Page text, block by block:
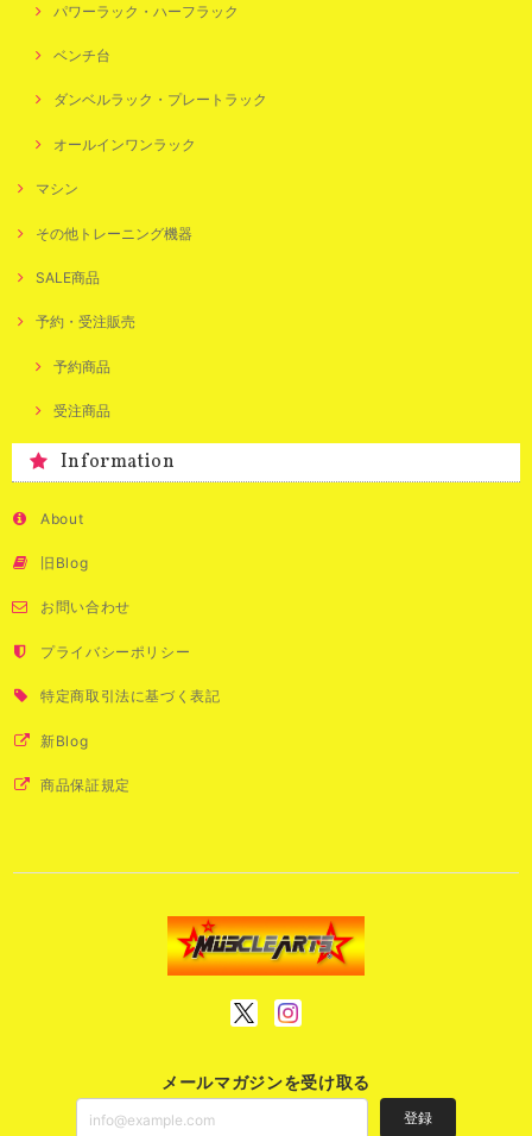
パワーラック・ハーフラック
ベンチ台
ダンベルラック・プレートラック
オールインワンラック
マシン
その他トレーニング機器
SALE商品
予約・受注販売
予約商品
受注商品
Information
About
旧Blog
お問い合わせ
プライバシーポリシー
特定商取引法に基づく表記
新Blog
商品保証規定
メールマガジンを受け取る
登録